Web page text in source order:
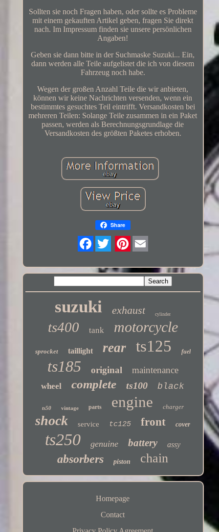
Sollten sie noch Fragen haben, oder sollte es Probleme
mit einem gekauften Artikel geben, fragen Sie direkt
nach. Im Impressum finden sie unsere persönlichen
Angaben!
Geben sie dann bitte in der Suchmaske Suzuki... Ein,
dann werden alle Teile aufgelistet die ich von diesem
Fahrzeug noch habe.
Wegen der großen Anzahl Teile die wir anbieten,
können wir keine Nachrichten versenden, wenn ein
bestimmtes gesuchtes Teil eintrifft. Versandkosten bei
mehreren Teilen: Solange Teile zusammen in ein Paket
passen, werden als Berechnungsgrundlage die
Versandkosten des größten Paketes erhoben.
Share
suzuki exhaust cylinder
ts400 tank motorcycle
sprocket taillight rear ts125 fuel
ts185 original maintenance
wheel complete ts100 black
ts50 vintage parts engine charger
shock service tc125 front cover
ts250 genuine battery assy
absorbers piston chain
Homepage
Contact